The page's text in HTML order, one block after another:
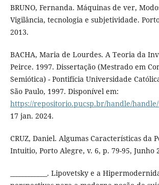
BRUNO, Fernanda. Máquinas de ver,
Vigilância, tecnologia e subjetividade.
2013.
BACHA, Maria de Lourdes. A Teoria da
Peirce. 1997. Dissertação (Mestrado em
Semiótica) - Pontifícia Universidade
São Paulo, 1997. Disponível em:
https://repositorio.pucsp.br/handle/handle/
17 jan. 2024.
CRUZ, Daniel. Algumas Características da
Intuitio, Porto Alegre, v. 6, p. 79-95, Junho
____________. Lipovetsky e a